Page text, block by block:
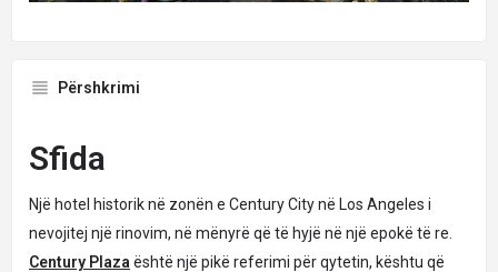
Përshkrimi
Sfida
Një hotel historik në zonën e Century City në Los Angeles i
nevojitej një rinovim, në mënyrë që të hyjë në një epokë të re.
Century Plaza është një pikë referimi për qytetin, kështu që